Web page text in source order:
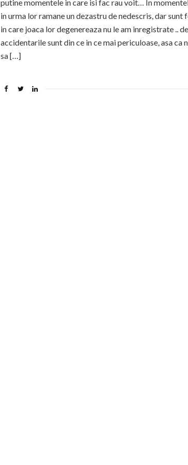
putine momentele in care isi fac rau voit… In
in urma lor ramane un dezastru de nedescris, dar
in care joaca lor degenereaza nu le am inregistrate ..
accidentarile sunt din ce in ce mai periculoase, asa
sa […]